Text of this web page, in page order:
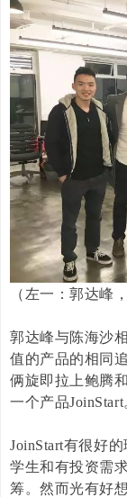
（左一：郭达峰
郭达峰与陈海沙
值的产品的相同
俩旋即拉上鲍腾
一个产品JoinStart
JoinStart有很好的
学生和有投资需
筹。然而光有好